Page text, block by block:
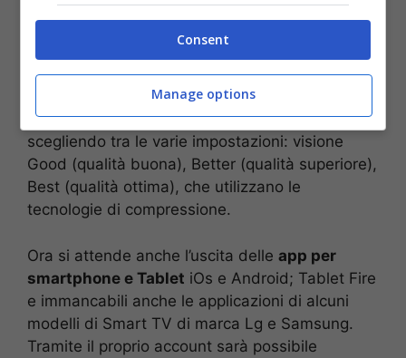
basterà una connessione di 900 Kbits/sec.
Tuttavia
la qualità in base alla propria connessione. Il
cliente, in aggiunta, potrà controllare anche il
consumo di dati utilizzati durante lo streaming
scegliendo tra le varie impostazioni: visione
Good (qualità buona), Better (qualità superiore),
Best (qualità ottima), che utilizzano le
tecnologie di compressione.
Ora si attende anche l’uscita delle app per
smartphone e Tablet iOs e Android; Tablet Fire
e immancabili anche le applicazioni di alcuni
modelli di Smart TV di marca Lg e Samsung.
Tramite il proprio account sarà possibile
Consent
Manage options